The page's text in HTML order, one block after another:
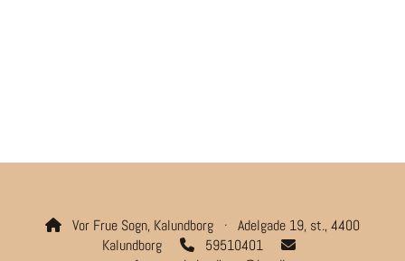

Vor Frue Sogn, Kalundborg · Adelgade 19, st., 4400
Kalundborg
 59510401 